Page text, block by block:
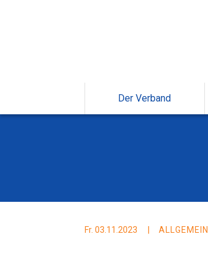
Der Verband
Fr. 03.11.2023 ALLGEMEIN